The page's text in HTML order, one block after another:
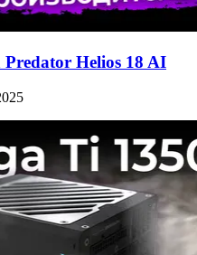
Predator Helios 18 AI